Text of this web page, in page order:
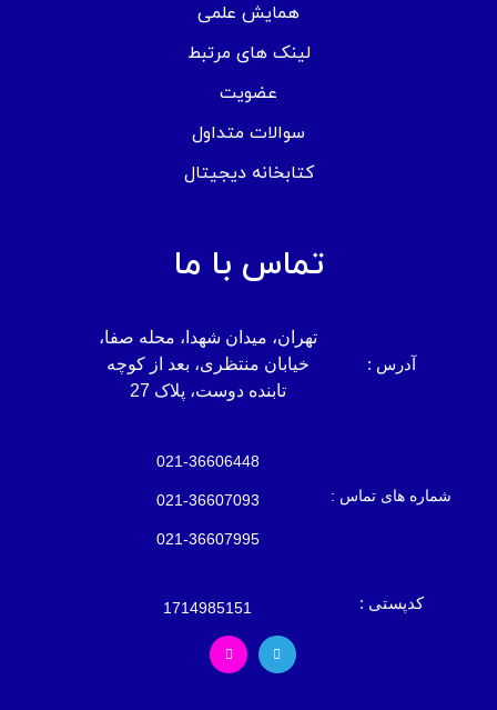
همایش علمی
لینک های مرتبط
عضویت
سوالات متداول
کتابخانه دیجیتال
تماس با ما
آدرس :
تهران، میدان شهدا، محله صفا،
خیابان منتظری، بعد از کوچه
تابنده دوست، پلاک 27
شماره های تماس :
021-36606448
021-36607093
021-36607995
کدپستی : 1714985151